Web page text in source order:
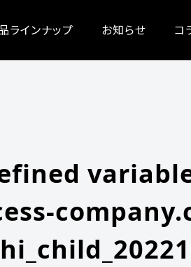
ラインナップ お知らせ コ